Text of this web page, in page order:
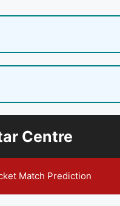
Centre
Match Prediction